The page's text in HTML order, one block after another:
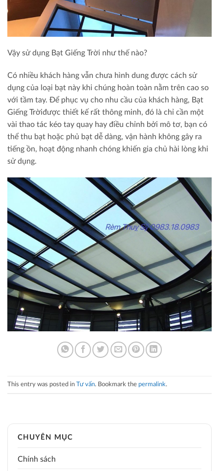
Vậy sửdụng Bạt Giếng Trời như thế nào?
Có nhiều khách hàng vẫn chưa hình dung được cách sử
dụng của loại bạt này khi chúng hoàn toàn nằm trên cao so
với tầm tay. Để phục vụ cho nhu cầu của khách hàng, Bạt
Giếng Trờiđược thiết kế rất thông minh, đó là chỉ cần một
vài thao tác kéo tay quay hay điều chỉnh bởi mô tơ, bạn có
thể thu bạt hoặc phủ bạt dễ dàng, vận hành không gây ra
tiếng ồn, hoạt động nhanh chóng khiến gia chủ hài lòng khi
sử dụng.
This entry was posted in Tư vấn. Bookmark the permalink.
CHUYÊN MỤC
Chính sách